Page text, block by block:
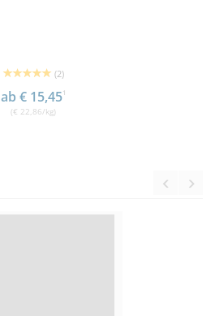
(2)
ab € 15,451
(€ 22,86/kg)